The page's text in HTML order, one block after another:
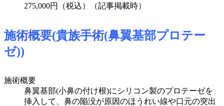
275,000円（税込）（記事掲載時）
施術概要(貴族手術(鼻翼基部プロテー
ゼ))
施術概要
鼻翼基部(小鼻の付け根)にシリコン製のプロテーゼを
挿入して、鼻の陥没が原因のほうれい線や口元の突出